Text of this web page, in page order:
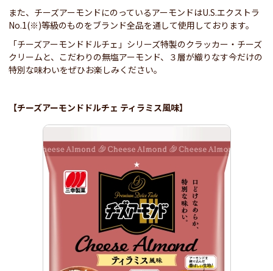
また、チーズアーモンドにのっているアーモンドはU.S.エクストラ
No.1(※)等級のものをブランド全品を通して使用しております。
「チーズアーモンドドルチェ」シリーズ特製のクラッカー・チーズ
クリームと、こだわりの無塩アーモンド、３層が織りなす今だけの
特別な味わいをぜひお楽しみください。
【チーズアーモンドドルチェ ティラミス風味】